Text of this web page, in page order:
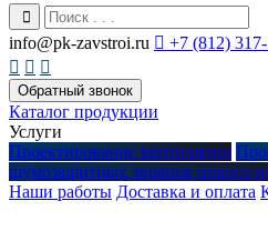
info@pk-zavstroi.ru  +7 (812)
  
Обратный звонок
Каталог продукции
Услуги
Проектирование вентиляции
шумозащитных экранов нового
Наши работы Доставка и оплата